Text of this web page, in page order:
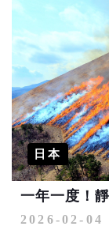
日本
2026-02-04